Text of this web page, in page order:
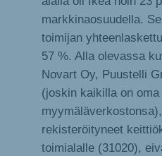
markkinaosuudella.
toimijan
57 %. Alla olevassa
Novart Oy, Puustelli
(joskin kaikilla on
rekisteröityneet
toimialalle (31020),